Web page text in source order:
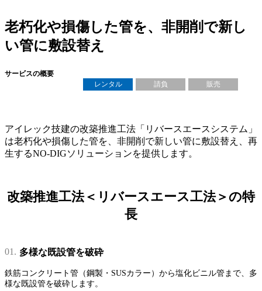
老朽化や損傷した管を、非開削で新し
い管に敷設替え
サービスの概要
レンタル
請負 販売
アイレック技建の改築推進工法「リバースエースシステム」
は老朽化や損傷した管を、非開削で新しい管に敷設替え、再
生するNO-DIGソリューションを提供します。
改築推進工法＜リバースエース工法＞の特
長
01. 多様な既設管を破砕
鉄筋コンクリート管（鋼製・SUSカラー）から塩化ビニル管まで、多
様な既設管を破砕します。